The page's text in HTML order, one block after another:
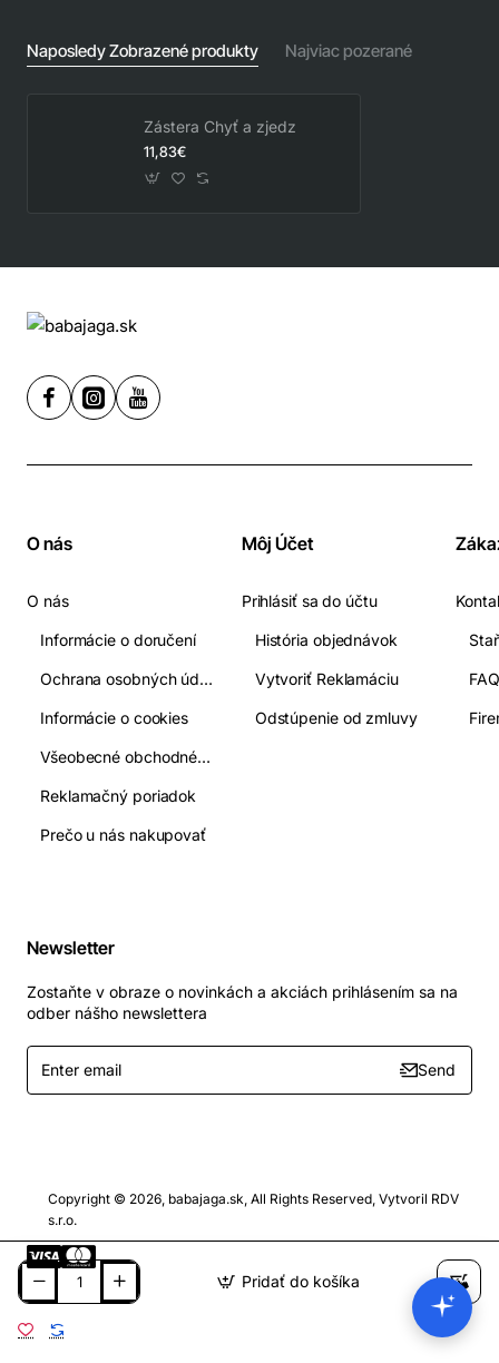
Pridať do košíka
Naposledy Zobrazené produkty Najviac pozerané
Zástera Chyť a zjedz
11,83€
O nás
O nás
Informácie o doručení
Ochrana osobných údajov
Informácie o cookies
Všeobecné obchodné podmienky
Reklamačný poriadok
Prečo u nás nakupovať
Môj Účet
Prihlásiť sa do účtu
História objednávok
Vytvoriť Reklamáciu
Odstúpenie od zmluvy
Newsletter
Zostaňte v obraze o novinkách a akciách prihlásením sa na
odber nášho newslettera
Enter
email
Send
Copyright © 2026, babajaga.sk, All Rights Reserved, Vytvoril RDV
s.r.o.